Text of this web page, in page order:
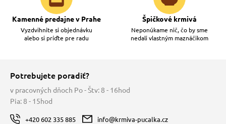
Kamenné predajne v Prahe
Vyzdvihnite si objednávku
alebo si príďte pre radu
Špičkové krmivá
Neponúkame nič, čo by sme
nedali vlastným maznáčikom
Potrebujete poradiť?
v pracovných dňoch Po - Štv: 8 - 16hod
Pia: 8 - 15hod
+420 602 335 885 info@krmiva-pucalka.cz